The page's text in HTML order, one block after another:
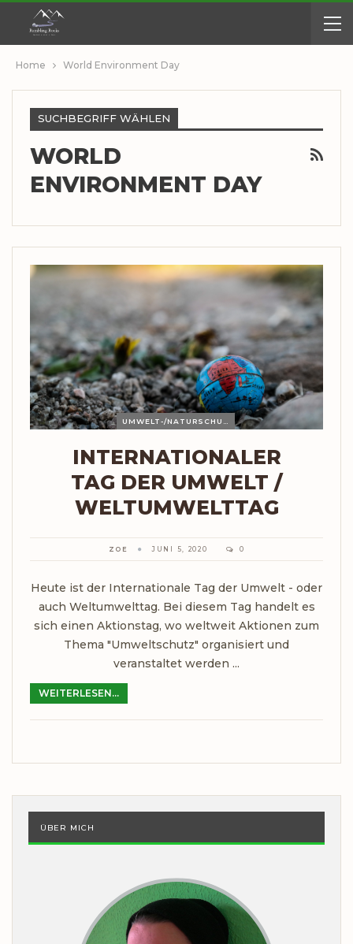
Home World Environment Day
SUCHBEGRIFF WÄHLEN
WORLD
ENVIRONMENT DAY
INTERNATIONALER
TAG DER UMWELT /
WELTUMWELTTAG
ZOE JUNI 5, 2020 0
Heute ist der Internationale Tag der Umwelt - oder
auch Weltumwelttag. Bei diesem Tag handelt es
sich einen Aktionstag, wo weltweit Aktionen zum
Thema "Umweltschutz" organisiert und
veranstaltet werden ...
WEITERLESEN...
ÜBER MICH